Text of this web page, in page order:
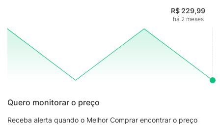
R$ 229,99
há 2 meses
Quero monitorar o preço
Receba alerta quando o Melhor Comprar encontrar o preço